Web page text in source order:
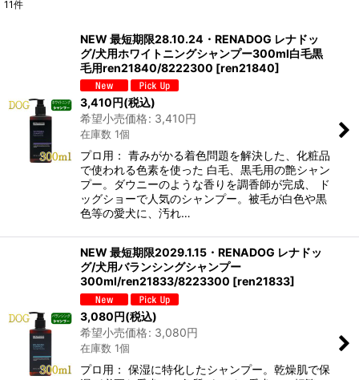
在庫あり
並び順
絞り込む
11件
NEW 最短期限28.10.24・RENADOG レナドッ
グ/犬用ホワイトニングシャンプー300ml白毛黒
毛用ren21840/8222300 [ren21840]
3,410 円(税込)
希望小売価格: 3,410円
在庫数 1個
プロ用： 青みがかる着色問題を解決した、化粧品
で使われる色素を使った 白毛、黒毛用の艶シャン
プー。ダウニーのような香りを調香師が完成、 ド
ッグショーで人気のシャンプー。被毛が白色や黒
色等の愛犬に、汚れ…
NEW 最短期限2029.1.15・RENADOG レナドッ
グ/犬用バランシングシャンプー
300ml/ren21833/8223300 [ren21833]
3,080円(税込)
希望小売価格: 3,080円
在庫数 1個
プロ用： 保湿に特化したシャンプー。乾燥肌で保